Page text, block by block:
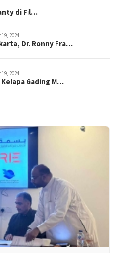
di Fil…
2024
Dr. Ronny Fra…
2024
Kelapa Gading M…